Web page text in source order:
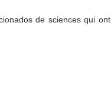
de sciences qui ont